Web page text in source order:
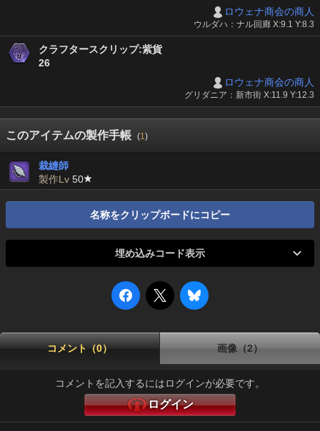
ロウェナ商会の商人
ウルダハ：ナル回廊 X:9.1 Y:8.3
クラフタースクリップ:紫貨
26
ロウェナ商会の商人
グリダニア：新市街 X:11.9 Y:12.3
このアイテムの製作手帳 (1)
裁縫師
製作Lv 50
名称をクリップボードにコピー
埋め込みコード表示
コメント（0） 画像（2）
コメントを記入するにはログインが必要です。
ログイン